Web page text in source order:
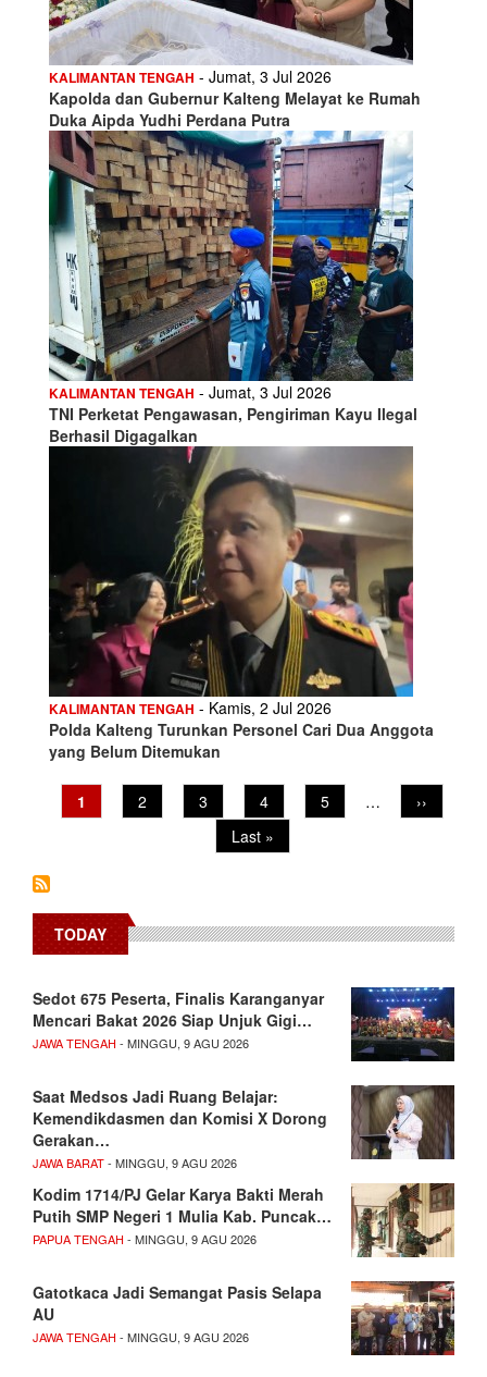
KALIMANTAN TENGAH - Jumat, 3 Jul 2026
Kapolda dan Gubernur Kalteng Melayat ke Rumah
Duka Aipda Yudhi Perdana Putra
KALIMANTAN TENGAH - Jumat, 3 Jul 2026
TNI Perketat Pengawasan, Pengiriman Kayu Ilegal
Berhasil Digagalkan
KALIMANTAN TENGAH - Kamis, 2 Jul 2026
Polda Kalteng Turunkan Personel Cari Dua Anggota
yang Belum Ditemukan
Pagination
Current
page
1 Page
2 Page
3 Page
4 Page
5 …
Next
page
››
Last
page
Last »
TODAY
Sedot 675 Peserta, Finalis Karanganyar
Mencari Bakat 2026 Siap Unjuk Gigi…
JAWA TENGAH - MINGGU, 9 AGU 2026
Saat Medsos Jadi Ruang Belajar:
Kemendikdasmen dan Komisi X Dorong
Gerakan…
JAWA BARAT- MINGGU, 9 AGU 2026
Kodim 1714/PJ Gelar Karya Bakti Merah
Putih SMP Negeri 1 Mulia Kab. Puncak…
PAPUA TENGAH - MINGGU, 9 AGU 2026
Gatotkaca Jadi Semangat Pasis Selapa
AU
JAWA TENGAH - MINGGU, 9 AGU 2026